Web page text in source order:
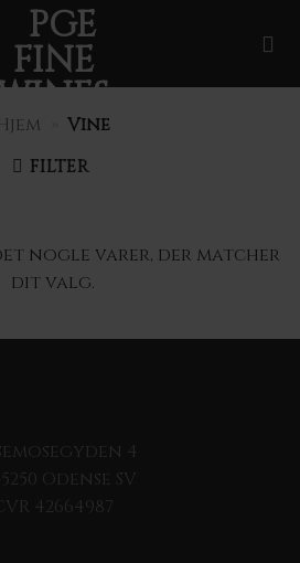
Vine
FILTER
nogle varer, der matcher
dit valg.
4
Odense SV
42664987